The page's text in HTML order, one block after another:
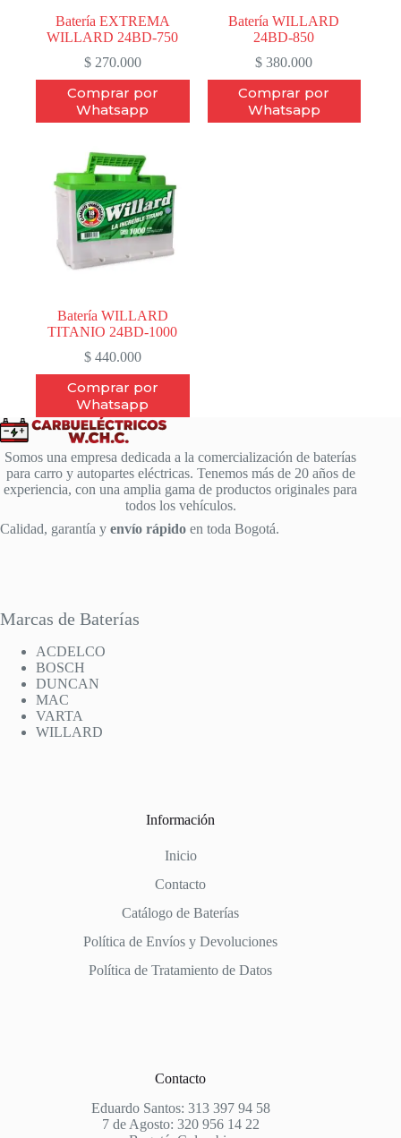
Batería EXTREMA
WILLARD 24BD-750
$270.000
Comprar por
Whatsapp
Batería WILLARD
24BD-850
$ 380.000
Comprar por
Whatsapp
Batería WILLARD
TITANIO 24BD-1000
$440.000
Comprar por
Whatsapp
Somos una empresa dedicada a la comercialización de baterías
para carro y autopartes eléctricas. Tenemos más de 20 años de
experiencia, con una amplia gama de productos originales para
todos los vehículos.
Calidad, garantía y envío rápido en toda Bogotá.
Marcas de Baterías
ACDELCO
BOSCH
DUNCAN
MAC
VARTA
WILLARD
Información
Inicio
Contacto
Catálogo de Baterías
Política de Envíos y Devoluciones
Política de Tratamiento de Datos
Contacto
Eduardo Santos: 313 397 94 58
7 de Agosto: 320 956 14 22